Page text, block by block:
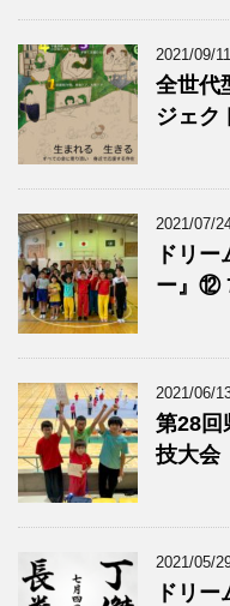
2021/09/11
全世代
ジェク
2021/07/
ドリ
ー』⑫
2021/06/
第28回
技大会
2021/05/
ドリ